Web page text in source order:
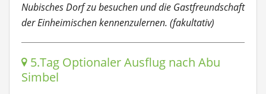
Nubisches Dorf zu besuchen und die Gastfreundschaft
der Einheimischen kennenzulernen. (fakultativ)
5.Tag Optionaler Ausflug nach Abu
Simbel